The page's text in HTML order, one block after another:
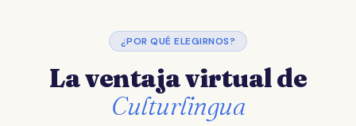
¿POR QUÉ ELEGIRNOS?
La ventaja virtual de
Culturlingua